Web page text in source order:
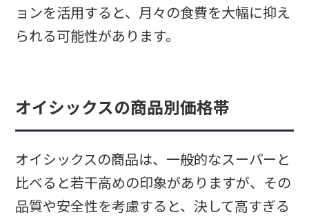
ョンを活用すると、月々の食費を大幅に抑え
られる可能性があります。
オイシックスの商品別価格帯
オイシックスの商品は、一般的なスーパーと
比べると若干高めの印象がありますが、その
品質や安全性を考慮すると、決して高すぎる